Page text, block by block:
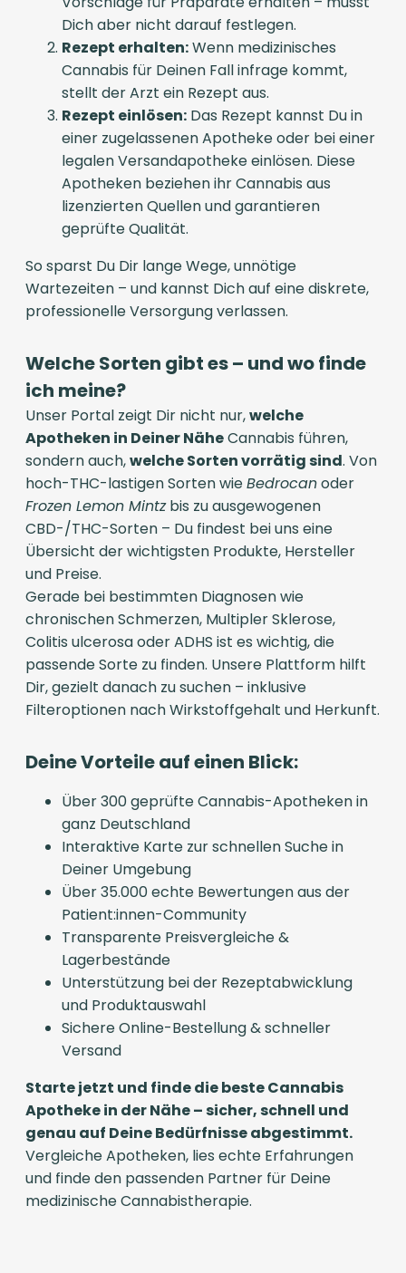
Dich aber nicht darauf festlegen.
Rezept erhalten:Wenn medizinisches
Cannabis für Deinen Fall infrage kommt,
stellt der Arzt ein Rezept aus.
Rezept einlösen: Das Rezept kannst Du in
einer zugelassenen Apotheke oder bei einer
legalen Versandapotheke einlösen. Diese
Apotheken beziehen ihr Cannabis aus
lizenzierten Quellen und garantieren
geprüfte Qualität.
So sparst Du Dir lange Wege, unnötige
Wartezeiten – und kannst Dich auf eine diskrete,
professionelle Versorgung verlassen.
Welche Sorten gibt es – und wo finde
ich meine?
Unser Portal zeigt Dir nicht nur,welche
Apotheken in Deiner NäheCannabis führen,
sondern auch,welche Sorten vorrätig sind. Von
hoch-THC-lastigen Sorten wieBedrocanoder
Frozen Lemon Mintzbis zu ausgewogenen
CBD-/THC-Sorten – Du findest bei uns eine
Übersicht der wichtigsten Produkte, Hersteller
und Preise.
Gerade bei bestimmten Diagnosen wie
chronischen Schmerzen, Multipler Sklerose,
Colitis ulcerosa oder ADHS ist es wichtig, die
passende Sorte zu finden. Unsere Plattform hilft
Dir, gezielt danach zu suchen – inklusive
Filteroptionen nach Wirkstoffgehalt und Herkunft.
Deine Vorteile auf einen Blick:
Über 300 geprüfte Cannabis-Apotheken in
ganz Deutschland
Interaktive Karte zur schnellen Suche in
Deiner Umgebung
Über 35.000 echte Bewertungen aus der
Patient:innen-Community
Transparente Preisvergleiche &
Lagerbestände
Unterstützung bei der Rezeptabwicklung
und Produktauswahl
Sichere Online-Bestellung & schneller
Versand
Starte jetzt und finde die beste Cannabis
Apotheke in der Nähe – sicher, schnell und
genau auf Deine Bedürfnisse abgestimmt.
Vergleiche Apotheken, lies echte Erfahrungen
und finde den passenden Partner für Deine
medizinische Cannabistherapie.